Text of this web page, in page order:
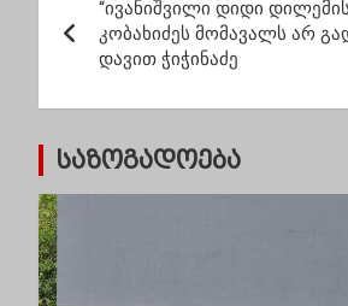
ო
ტ
ი
ს
ნ
“ივანიშვილი დიდი
კობახიძეს მომავალს არ
დავით ჭიჭინაძე
საზოგადოება